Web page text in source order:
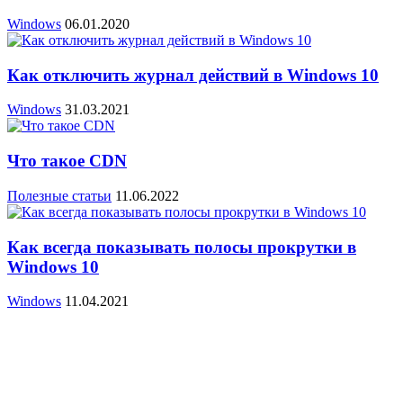
Windows 06.01.2020
Как отключить журнал действий в Windows 10
Windows 31.03.2021
Что такое CDN
Полезные статьи 11.06.2022
Как всегда показывать полосы прокрутки в
Windows 10
Windows 11.04.2021